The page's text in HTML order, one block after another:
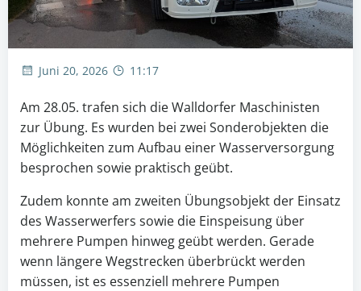
Juni 20, 2026 11:17
Am 28.05. trafen sich die Walldorfer Maschinisten
zur Übung. Es wurden bei zwei Sonderobjekten die
Möglichkeiten zum Aufbau einer Wasserversorgung
besprochen sowie praktisch geübt.
Zudem konnte am zweiten Übungsobjekt der Einsatz
des Wasserwerfers sowie die Einspeisung über
mehrere Pumpen hinweg geübt werden. Gerade
wenn längere Wegstrecken überbrückt werden
müssen, ist es essenziell mehrere Pumpen